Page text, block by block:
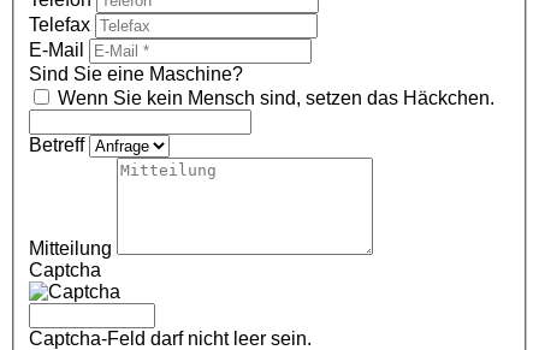
Telefax
E-Mail
Sind Sie eine Maschine?
Wenn Sie kein Mensch sind, setzen das Häckchen.
Betreff
Mitteilung
Captcha
Captcha-Feld darf nicht leer sein.